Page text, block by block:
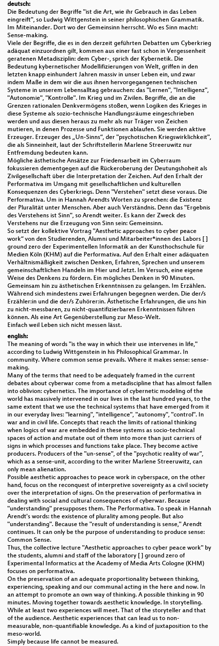
deutsch:
Die Bedeutung der Begriffe "ist die Art, wie ihr Gebrauch in das Leben
eingreift", so Ludwig Wittgenstein in seiner philosophischen Grammatik.
Im Miteinander. Dort wo der Gemeinsinn herrscht. Wo es Sinn macht:
Sense-making.
Viele der Begriffe, die es in den derzeit geführten Debatten um Cyberkrieg
adäquat einzuordnen gilt, kommen aus einer fast schon in Vergessenheit
geratenen Metadisziplin: dem Cyber-, sprich der Kybernetik. Die
Bedeutung kybernetischer Modellifizierungen von Welt, griffen in den
letzten knapp einhundert Jahren massiv in unser Leben ein, und zwar
indem Maße in dem wir die aus ihnen hervorgegangenen technischen
Systeme in unserem Lebensalltag gebrauchen: das "Lernen", "Intelligenz",
"Autonomie", "Kontrolle". Im Krieg und im Zivilen. Begriffe, die an die
Grenzen rationalen Denkvermögens stoßen, wenn Logiken des Krieges in
diese Systeme als sozio-technische Handlungsräume eingeschrieben
werden und aus diesen heraus zu mehr als nur Träger von Zeichen
mutieren, in denen Prozesse und Funktionen ablaufen. Sie werden aktive
Erzeuger. Erzeuger des „Un-Sinns“, der "psychotischen Kriegswirklichkeit",
die als Sinneinheit, laut der Schriftstellerin Marlene Streeruwitz nur
Entfremdung bedeuten kann.
Mögliche ästhetische Ansätze zur Friedensarbeit im Cyberraum
fokussieren dementgegen auf die Rückeroberung der Deutungshoheit als
Zivilgesellschaft über die Interpretation der Zeichen. Auf den Erhalt der
Performativa im Umgang mit gesellschaftlichen und kulturellen
Konsequenzen des Cyberkriegs. Denn "Verstehen" setzt diese voraus. Die
Performativa. Um in Hannah Arendts Worten zu sprechen: die Existenz
der Pluralität unter Menschen. Aber auch Verständnis. Denn das "Ergebnis
des Verstehens ist Sinn", so Arendt weiter. Es kann der Zweck des
Verstehens nur die Erzeugung von Sinn sein: Gemeinsinn.
So setzt der kollektive Vortrag "Aesthetic approaches to cyber peace
work“ von den Studierenden, Alumni und Mitarbeiter*innen des Labors [ ]
ground zero der Experimentellen Informatik an der Kunsthochschule für
Medien Köln (KHM) auf die Performativa. Auf den Erhalt einer adäquaten
Verhältnismäßigkeit zwischen Denken, Erfahren, Sprechen und unserem
gemeinschaftlichen Handeln im Hier und Jetzt. Im Versuch, eine eigene
Weise des Denkens zu fördern. Ein mögliches Denken in 90 Minuten.
Gemeinsam hin zu ästhetischen Erkenntnissen zu gelangen. Im Erzählen.
Während sich mindestens zwei Erfahrungen begegnen werden. Die der/s
Erzähler:in und die der/s Zuhörer:in. Ästhetische Erfahrungen, die uns hin
zu nicht-messbaren, zu nicht-quantifizierbaren Erkenntnissen führen
können. Als eine Art Gegenüberstellung zur Meso-Welt.
Einfach weil Leben sich nicht messen lässt.
english:
The meaning of words "is the way in which their use intervenes in life,"
according to Ludwig Wittgenstein in his Philosophical Grammar. In
community. Where common sense prevails. Where it makes sense: sense-
making.
Many of the terms that need to be adequately framed in the current
debates about cyberwar come from a metadiscipline that has almost fallen
into oblivion: cybernetics. The importance of cybernetic modeling of the
world has massively intervened in our lives in the last hundred years, to the
same extent that we use the technical systems that have emerged from it
in our everyday lives: "learning", "intelligence", "autonomy", "control". In
war and in civil life. Concepts that reach the limits of rational thinking
when logics of war are embedded in these systems as socio-technical
spaces of action and mutate out of them into more than just carriers of
signs in which processes and functions take place. They become active
producers. Producers of the "un-sense", of the "psychotic reality of war",
which as a sense-unit, according to the writer Marlene Streeruwitz, can
only mean alienation.
Possible aesthetic approaches to peace work in cyberspace, on the other
hand, focus on the reconquest of interpretive sovereignty as a civil society
over the interpretation of signs. On the preservation of performativa in
dealing with social and cultural consequences of cyberwar. Because
"understanding" presupposes them. The Performativa. To speak in Hannah
Arendt's words: the existence of plurality among people. But also
"understanding". Because the "result of understanding is sense," Arendt
continues. It can only be the purpose of understanding to produce sense:
Common Sense.
Thus, the collective lecture "Aesthetic approaches to cyber peace work" by
the students, alumni and staff of the laboratory [ ] ground zero of
Experimental Informatics at the Academy of Media Arts Cologne (KHM)
focuses on performativa.
On the preservation of an adequate proportionality between thinking,
experiencing, speaking and our communal acting in the here and now. In
an attempt to promote an own way of thinking. A possible thinking in 90
minutes. Moving together towards aesthetic knowledge. In storytelling.
While at least two experiences will meet. That of the storyteller and that
of the audience. Aesthetic experiences that can lead us to non-
measurable, non-quantifiable knowledge. As a kind of juxtaposition to the
meso-world.
Simply because life cannot be measured.